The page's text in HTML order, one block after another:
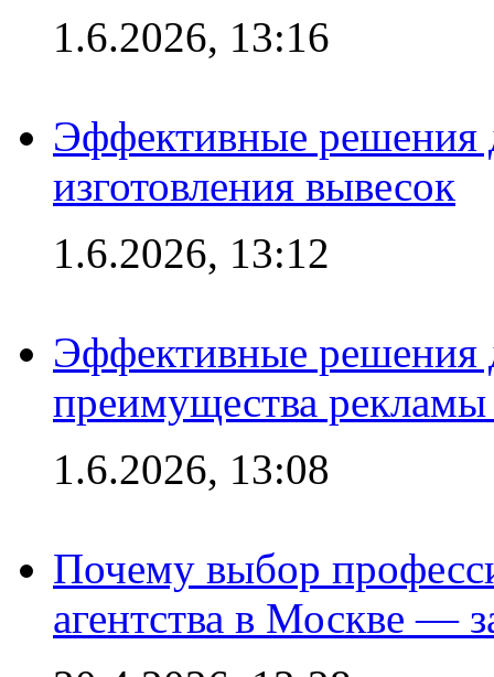
1.6.2026, 13:16
Эффективные решения
изготовления вывесок
1.6.2026, 13:12
Эффективные решения
преимущества рекламы
1.6.2026, 13:08
Почему выбор
агентства в Москве —